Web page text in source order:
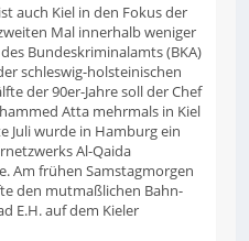
auch Kiel in den Fokus der
Mal innerhalb weniger
Bundeskriminalamts (BKA)
schleswig-holsteinischen
der 90er-Jahre soll der Chef
Atta mehrmals in Kiel
Juli wurde in Hamburg ein
Al-Qaida
Am frühen Samstagmorgen
den mutmaßlichen Bahn-
E.H. auf dem Kieler